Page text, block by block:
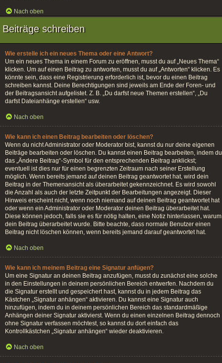
Nach oben
Beiträge schreiben
Wie erstelle ich ein neues Thema oder eine Antwort?
Um ein neues Thema in einem Forum zu eröffnen, musst du auf „Neues Thema“
klicken. Um auf einen Beitrag zu antworten, musst du auf „Antworten“ klicken. Es
könnte sein, dass eine Registrierung erforderlich ist, bevor du einen Beitrag
schreiben kannst. Deine Berechtigungen sind jeweils am Ende der Foren- und
der Beitragsansicht aufgelistet. Z. B. „Du darfst neue Themen erstellen“, „Du
darfst Dateianhänge erstellen“ usw.
Nach oben
Wie kann ich einen Beitrag bearbeiten oder löschen?
Wenn du nicht Administrator oder Moderator bist, kannst du nur deine eigenen
Beiträge bearbeiten oder löschen. Du kannst einen Beitrag bearbeiten, indem du
das „Ändere Beitrag“-Symbol für den entsprechenden Beitrag anklickst;
eventuell ist dies nur für einen begrenzten Zeitraum nach seiner Erstellung
möglich. Wenn bereits jemand auf deinen Beitrag geantwortet hat, wird dein
Beitrag in der Themenansicht als überarbeitet gekennzeichnet. Es wird sowohl
die Anzahl als auch der letzte Zeitpunkt der Bearbeitungen angezeigt. Dieser
Hinweis erscheint nicht, wenn noch niemand auf deinen Beitrag geantwortet hat
oder wenn ein Administrator oder Moderator deinen Beitrag überarbeitet hat.
Diese können jedoch, falls sie es für nötig halten, eine Notiz hinterlassen, warum
dein Beitrag überarbeitet wurde. Bitte beachte, dass normale Benutzer einen
Beitrag nicht löschen können, wenn bereits jemand darauf geantwortet hat.
Nach oben
Wie kann ich meinem Beitrag eine Signatur anfügen?
Um eine Signatur an deinen Beitrag anzufügen, musst du zunächst eine solche
in den Einstellungen in deinem persönlichen Bereich entwerfen. Nachdem du
die Signatur erstellt und gespeichert hast, kannst du in jedem Beitrag das
Kästchen „Signatur anhängen“ aktivieren. Du kannst eine Signatur auch
hinzufügen, indem du in deinem persönlichen Bereich das standardmäßige
Anhängen deiner Signatur aktivierst. Wenn du einen einzelnen Beitrag dennoch
ohne Signatur verfassen möchtest, so kannst du dort einfach das
Kontrollkästchen „Signatur anhängen“ wieder deaktivieren.
Nach oben